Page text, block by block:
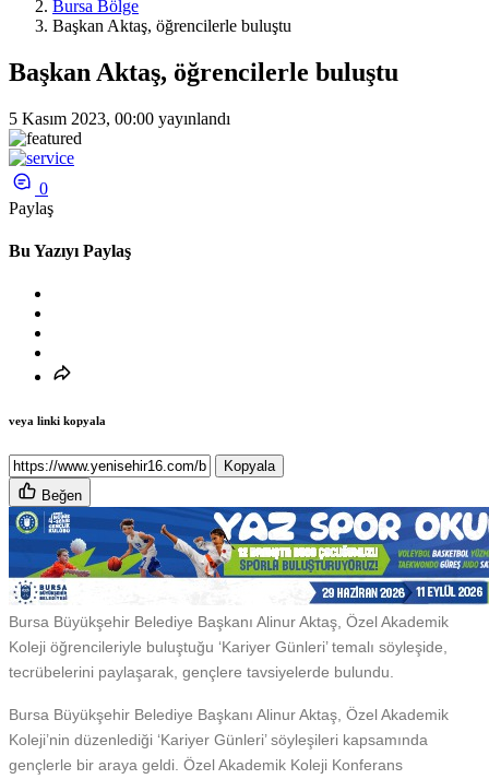
Bursa Bölge
Başkan Aktaş, öğrencilerle buluştu
Başkan Aktaş, öğrencilerle buluştu
5 Kasım 2023, 00:00 yayınlandı
0
Paylaş
Bu Yazıyı Paylaş
veya linki kopyala
Kopyala
Beğen
Bursa Büyükşehir Belediye Başkanı Alinur Aktaş, Özel Akademik
Koleji öğrencileriyle buluştuğu ‘Kariyer Günleri’ temalı söyleşide,
tecrübelerini paylaşarak, gençlere tavsiyelerde bulundu.
Bursa Büyükşehir Belediye Başkanı Alinur Aktaş, Özel Akademik
Koleji’nin düzenlediği ‘Kariyer Günleri’ söyleşileri kapsamında
gençlerle bir araya geldi. Özel Akademik Koleji Konferans